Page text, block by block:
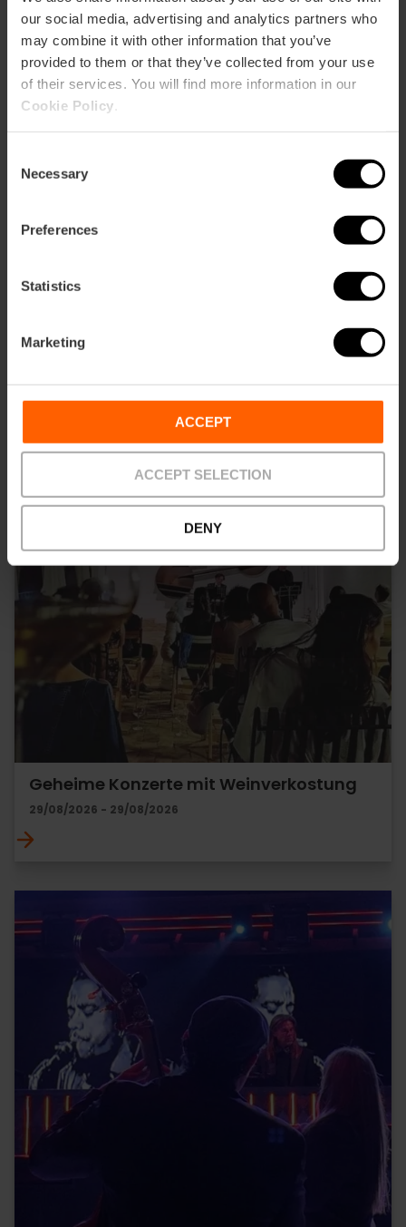
our social media, advertising and analytics partners who
may combine it with other information that you’ve
provided to them or that they’ve collected from your use
of their services. You will find more information in our
Cookie Policy
Selection
Necessary
Preferences
Statistics
Marketing
ACCEPT
ACCEPT SELECTION
DENY
Richtungen
Sie können auch interessiert sein
Geheime Konzerte mit Weinverkostung
29/08/2026 - 29/08/2026